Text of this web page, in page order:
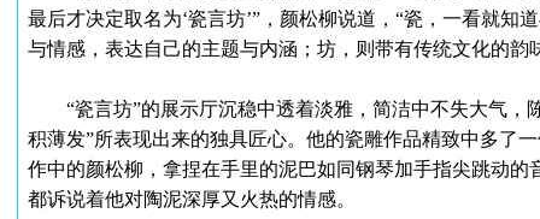
最后才决定取名为‘瓷言坊’”，颜松柳说道，“瓷，一看就知
与情感，表达自己的主题与内涵；坊，则带有传统文化的韵
“瓷言坊”的展示厅沉稳中透着淡雅，简洁中不失大气，
积薄发”所表现出来的独具匠心。他的瓷雕作品精致中多了
作中的颜松柳，拿捏在手里的泥巴如同钢琴加手指尖跳动
都诉说着他对陶泥深厚又火热的情感。